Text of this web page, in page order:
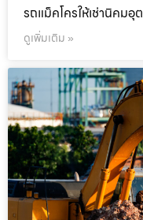
รถแม็คโครให้เช่านิคมอุ
ดูเพิ่มเติม »